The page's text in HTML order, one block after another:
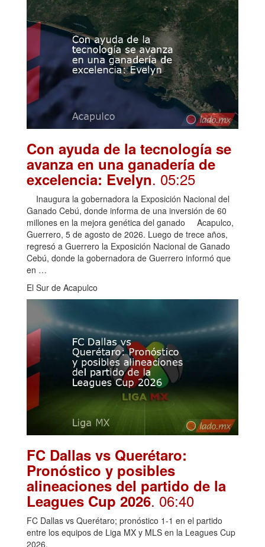
Con ayuda de la tecnología se
avanza en una ganadería de
excelencia: Evelyn. 05:25
Inaugura la gobernadora la Exposición Nacional del
Ganado Cebú, donde informa de una inversión de 60
millones en la mejora genética del ganado Acapulco,
Guerrero, 5 de agosto de 2026. Luego de trece años,
regresó a Guerrero la Exposición Nacional de Ganado
Cebú, donde la gobernadora de Guerrero informó que
en …
El Sur de Acapulco
FC Dallas vs Querétaro:
Pronóstico y posibles
alineaciones del partido de la
Leagues Cup 2026. 06:40
FC Dallas vs Querétaro; pronóstico 1-1 en el partido
entre los equipos de Liga MX y MLS en la Leagues Cup
2026.